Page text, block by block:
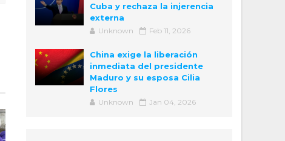
Cuba y rechaza la injerencia
externa
Unknown Feb 11, 2026
China exige la liberación
inmediata del presidente
Maduro y su esposa Cilia
Flores
Unknown Jan 04, 2026